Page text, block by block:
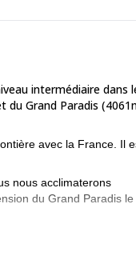
intermédiaire dans
Grand Paradis
avec la France. Il
nous acclimaterons
du Grand Paradis le
nous reposerons